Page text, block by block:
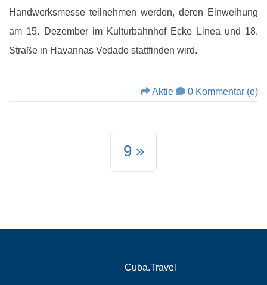
Handwerksmesse teilnehmen werden, deren Einweihung
am 15. Dezember im Kulturbahnhof Ecke Linea und 18.
Straße in Havannas Vedado stattfinden wird.
Aktie 0 Kommentar (e)
9
Cuba.Travel